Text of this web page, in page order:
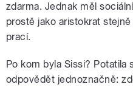
zdarma. Jednak měl
prostě jako aristokrat
prací.
Po kom byla Sissi?
odpovědět jednoznačně: